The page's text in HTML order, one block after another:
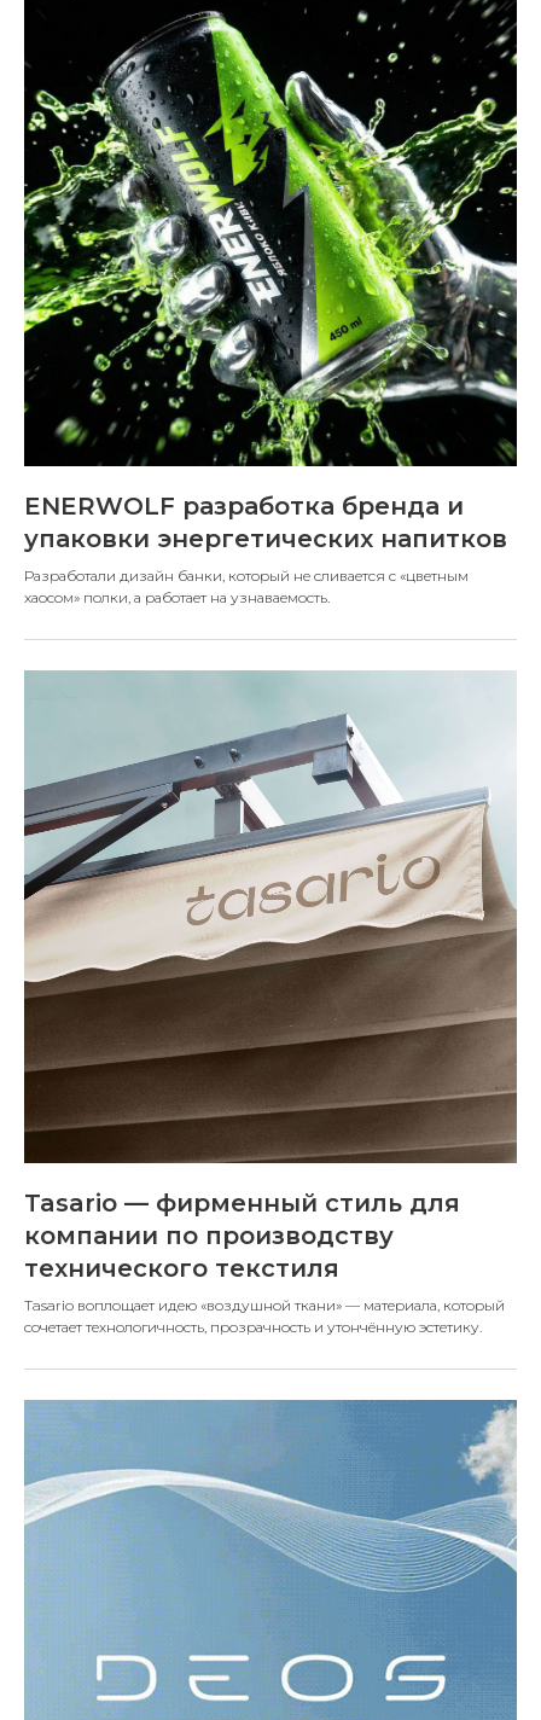
ENERWOLF разработка бренда и
упаковки энергетических напитков
Разработали дизайн банки, который не сливается с «цветным
хаосом» полки, а работает на узнаваемость.
Tasario — фирменный стиль для
компании по производству
технического текстиля
Tasario воплощает идею «воздушной ткани» — материала, который
сочетает технологичность, прозрачность и утончённую эстетику.